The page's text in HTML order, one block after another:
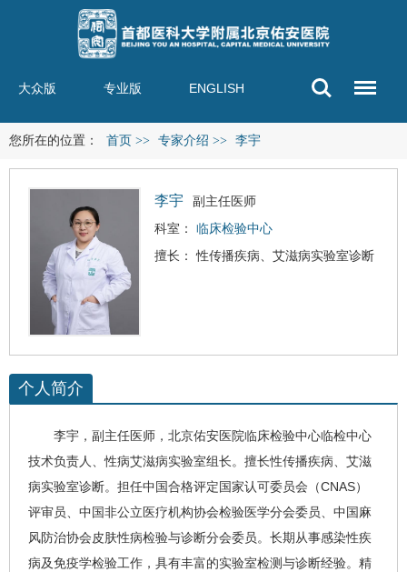
大众版 专业版 ENGLISH
您所在的位置： 首页 >> 专家介绍 >> 李宇
李宇
副主任医师
科室： 临床检验中心
擅长： 性传播疾病、 艾滋病实验室诊断
个人简介
李宇 ，副主任医师，北京佑安医院临床检验中心临检中心
技术负责人、性病艾滋病实验室组长。擅长性传播疾病、 艾滋
病实验室诊断。担任中国合格评定国家认可委员会（CNAS）
评审员、中国非公立医疗机构协会检验医学分会委员、中国麻
风防治协会皮肤性病检验与诊断分会委员。长期从事感染性疾
病及免疫学检验工作，具有丰富的实验室检测与诊断经验。精